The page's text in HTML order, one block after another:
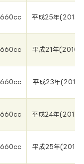
660cc 平成25年(2014
660cc 平成21年(2010
660cc 平成23年(2011
660cc 平成24年(2012
660cc 平成25年(2013